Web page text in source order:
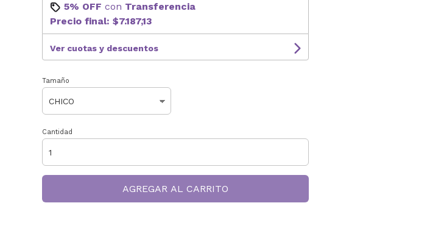
5% OFF con Transferencia
Precio final: $7.187,13
Ver cuotas y descuentos
Tamaño
Cantidad
AGREGAR AL CARRITO